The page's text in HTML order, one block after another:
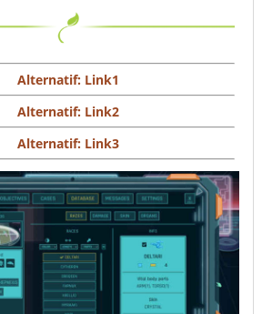
Alternatif: Link1
Alternatif: Link2
Alternatif: Link3